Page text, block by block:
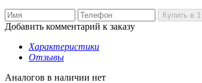
Добавить комментарий к заказу
Характеристики
Отзывы
Аналогов в наличии нет